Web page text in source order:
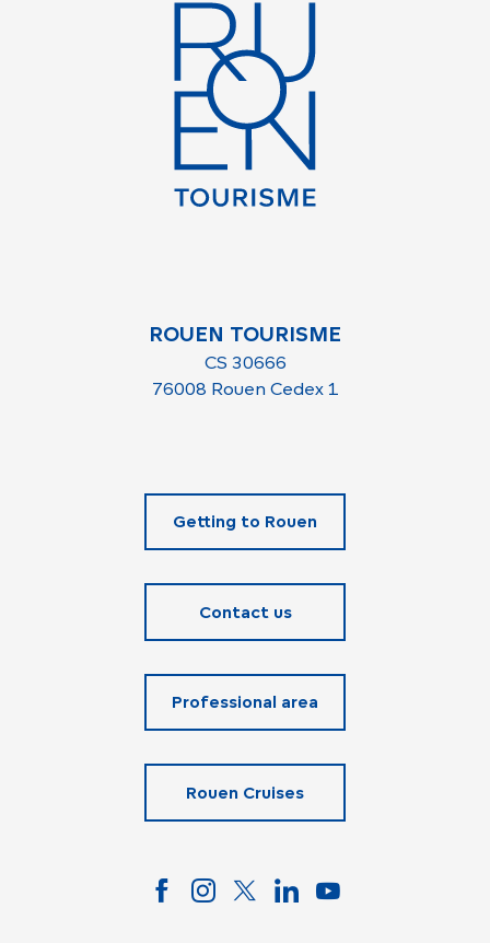
ROUEN TOURISME
CS 30666
76008 Rouen Cedex 1
Getting to Rouen
Contact us
Professional area
Rouen Cruises